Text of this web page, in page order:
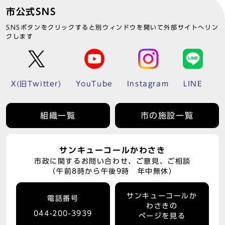
市公式SNS
SNSボタンをクリックすると別ウィンドウを開いて外部サイトへリン
クします
X(旧Twitter) YouTube Instagram LINE
組織一覧 市の施設一覧
サンキューコールかわさき
市政に関するお問い合わせ、ご意見、ご相談
（午前8時から午後9時 年中無休）
電話番号
044-200-3939
サンキューコールか
わさきの
ページを見る